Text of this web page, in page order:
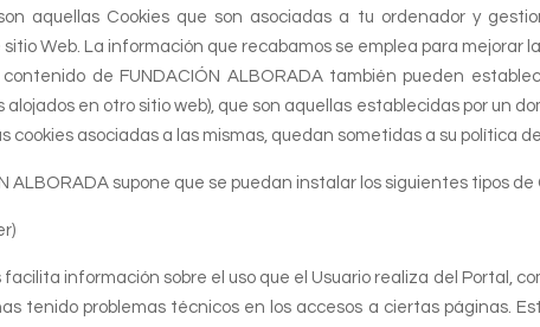
aquellas Cookies que son asociadas a tu ordenador y
Web. La información que recabamos se emplea para mejorar
de FUNDACIÓN ALBORADA también pueden
alojados en otro sitio web), que son aquellas establecidas por un
cookies asociadas a las mismas, quedan sometidas a su política
ALBORADA supone que se puedan instalar los siguientes tipos de
facilita información sobre el uso que el Usuario realiza del Portal,
tenido problemas técnicos en los accesos a ciertas páginas.